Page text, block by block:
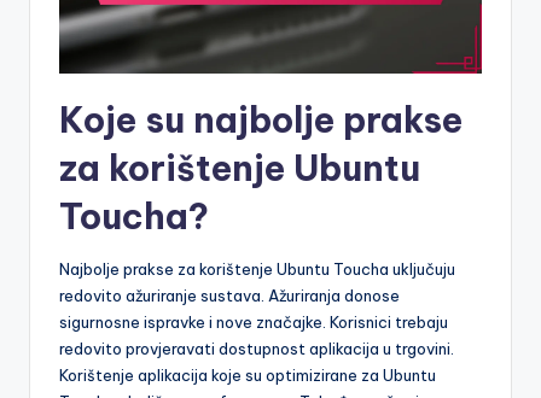
Koje su najbolje prakse
za korištenje Ubuntu
Toucha?
Najbolje prakse za korištenje Ubuntu Toucha uključuju
redovito ažuriranje sustava. Ažuriranja donose
sigurnosne ispravke i nove značajke. Korisnici trebaju
redovito provjeravati dostupnost aplikacija u trgovini.
Korištenje aplikacija koje su optimizirane za Ubuntu